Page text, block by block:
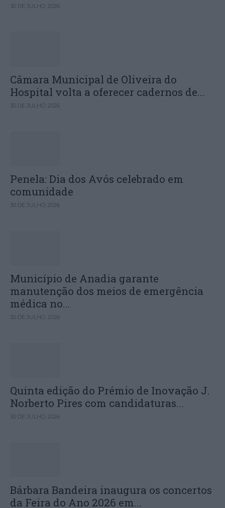
30 DE JULHO, 2026
Câmara Municipal de Oliveira do
Hospital volta a oferecer cadernos de...
30 DE JULHO, 2026
Penela: Dia dos Avós celebrado em
comunidade
30 DE JULHO, 2026
Município de Anadia garante
manutenção dos meios de emergência
médica no...
30 DE JULHO, 2026
Quinta edição do Prémio de Inovação J.
Norberto Pires com candidaturas...
30 DE JULHO, 2026
Bárbara Bandeira inaugura os concertos
da Feira do Ano 2026 em...